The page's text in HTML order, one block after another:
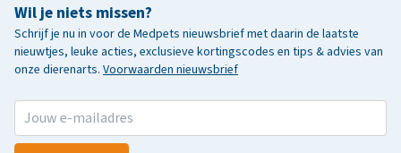
Wil je niets missen?
Schrijf je nu in voor de Medpets nieuwsbrief met daarin de laatste
nieuwtjes, leuke acties, exclusieve kortingscodes en tips & advies van
onze dierenarts. Voorwaarden nieuwsbrief